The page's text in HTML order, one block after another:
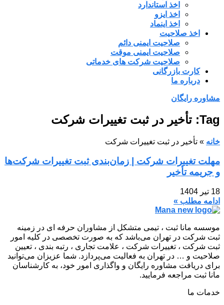
اخذ استاندارد
اخذ ایزو
اخذ اینماد
اخذ صلاحیت
صلاحیت ایمنی دائم
صلاحیت ایمنی موقت
صلاحیت شرکت های خدماتی
کارت بازرگانی
درباره ما
مشاوره رایگان
Tag: تأخیر در ثبت تغییرات شرکت
خانه » تأخیر در ثبت تغییرات شرکت
مهلت تغییرات شرکت | زمان‌بندی ثبت تغییرات شرکت‌ها
و جریمه تأخیر
18 تیر 1404
ادامه مطلب »
موسسه مانا ثبت ، تیمی متشکل از مشاوران حرفه ای در زمینه
ثبت شرکت در تهران می‌باشد که به صورت تخصصی در کلیه امور
ثبت شرکت ، تغییرات شرکت ، علامت تجاری ، رتبه بندی ، تعیین
صلاحیت و … در تهران به فعالیت می‌پردازد. شما عزیزان می‌توانید
برای دریافت مشاوره رایگان و واگذاری امور خود، به کارشناسان
مانا ثبت مراجعه فرمایید.
خدمات ما